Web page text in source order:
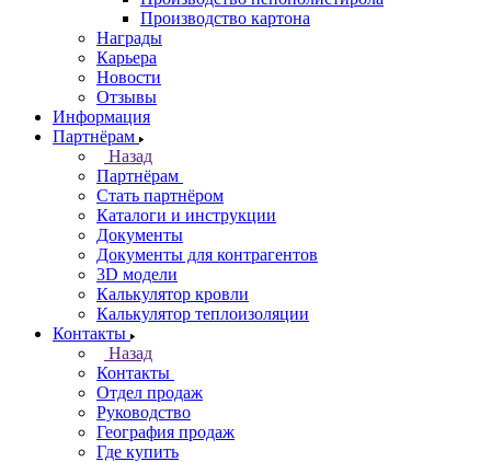
Производство картона
Награды
Карьера
Новости
Отзывы
Информация
Партнёрам
Назад
Партнёрам
Стать партнёром
Каталоги и инструкции
Документы
Документы для контрагентов
3D модели
Калькулятор кровли
Калькулятор теплоизоляции
Контакты
Назад
Контакты
Отдел продаж
Руководство
География продаж
Где купить